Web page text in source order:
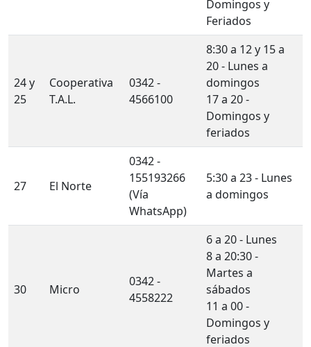
Domingos y
Feriados
24 y
25
Cooperativa
T.A.L.
0342 -
4566100
8:30 a 12 y 15 a
20 - Lunes a
domingos
17 a 20 -
Domingos y
feriados
27 El Norte
0342 -
155193266
(Vía
WhatsApp)
5:30 a 23 - Lunes
a domingos
30 Micro
0342 -
4558222
6 a 20 - Lunes
8 a 20:30 -
Martes a
sábados
11 a 00 -
Domingos y
feriados